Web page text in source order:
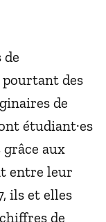
des
de
étudiant·es
aux
entre leur
ils et elles
de